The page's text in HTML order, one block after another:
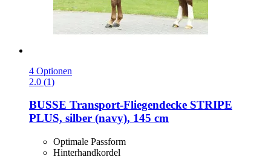
4 Optionen
2.0 (1)
BUSSE Transport-​Fliegendecke STRIPE
PLUS, silber (navy), 145 cm
Optimale Passform
Hinterhandkordel